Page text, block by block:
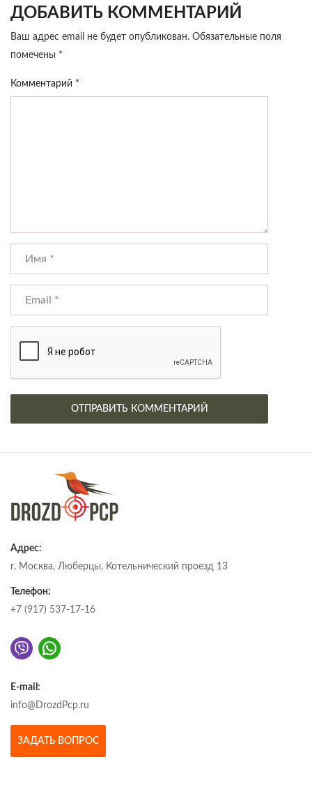
ДОБАВИТЬ КОММЕНТАРИЙ
Ваш адрес email не будет опубликован. Обязательные поля
помечены *
Комментарий *
Адрес:
г. Москва, Люберцы, Котельнический проезд 13
Телефон:
+7 (917) 537-17-16
E-mail:
info@DrozdPcp.ru
ЗАДАТЬ ВОПРОС